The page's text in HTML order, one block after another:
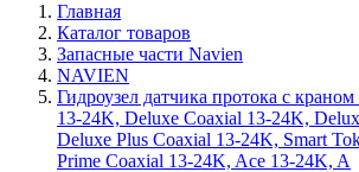
Главная
Каталог товаров
Запасные части Navien
NAVIEN
Гидроузел датчика протока с
13-24K, Deluxe Coaxial 13-24K,
Deluxe Plus Coaxial 13-24K, Smart
Prime Coaxial 13-24K, Ace 13-24K, A